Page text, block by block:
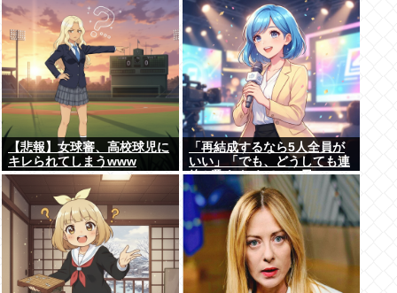
ーがセール中！BUNGO、
Harlem Beat、新テニスの王
子様、グラゼニ、シュート！
新たなる伝説などポイント還
元！
【悲報】女球審、高校球児に
キレられてしまうwww
「再結成するなら5人全員が
いい」「でも、どうしても連
絡が取れなくて…」元
ZONE・MIZUHO（38）が明
かす「19年ぶりに芸能界復
帰」した本当の理由